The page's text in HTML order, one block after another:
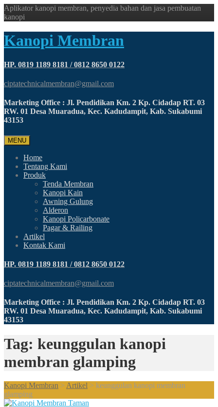
Aplikator kanopi membran, penyedia bahan dan jasa pembuatan
kanopi
Kanopi Membran
HP. 0819 1189 8181 / 0812 8650 0122
ciptatechnicalmembran@gmail.com
Marketing Office : Jl. Pendidikan Km. 2 Kp. Cidadap RT. 03
RW. 01 Desa Muaradua, Kec. Kadudampit, Kab. Sukabumi
43153
MENU
Home
Tentang Kami
Produk
Tenda Membran
Kanopi Kain
Awning Gulung
Alderon
Kanopi Policarbonate
Pagar & Railing
Artikel
Kontak Kami
HP. 0819 1189 8181 / 0812 8650 0122
ciptatechnicalmembran@gmail.com
Marketing Office : Jl. Pendidikan Km. 2 Kp. Cidadap RT. 03
RW. 01 Desa Muaradua, Kec. Kadudampit, Kab. Sukabumi
43153
Tag: keunggulan kanopi
membran glamping
Kanopi Membran > Artikel > keunggulan kanopi membran
glamping